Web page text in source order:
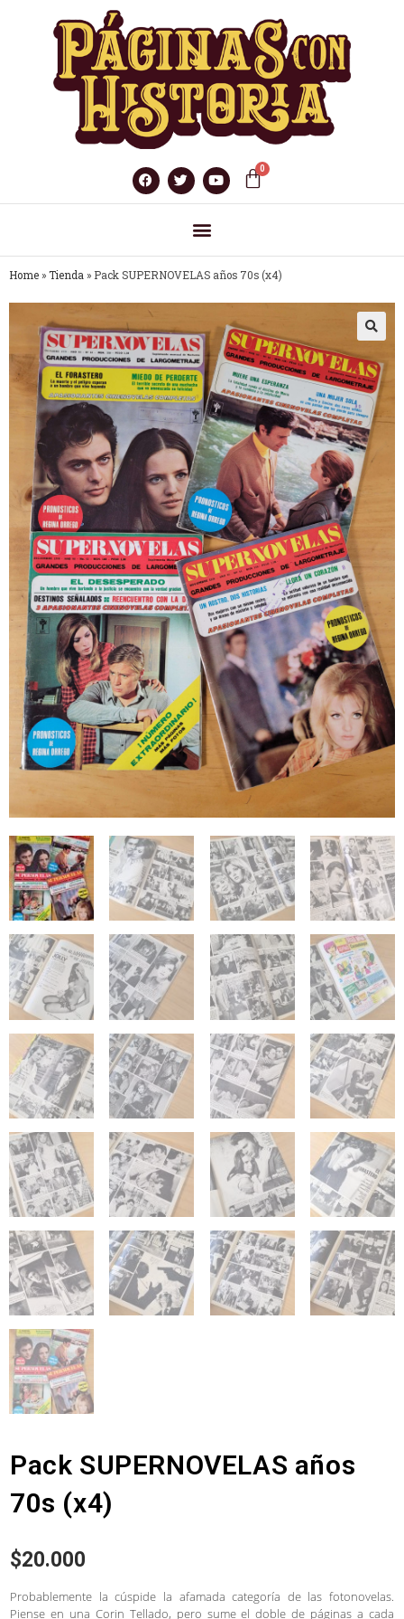
Home » Tienda » Pack SUPERNOVELAS años 70s (x4)
Pack SUPERNOVELAS años
70s (x4)
$20.000
Probablemente la cúspide la afamada categoría de las fotonovelas.
Piense en una Corin Tellado, pero sume el doble de páginas a cada